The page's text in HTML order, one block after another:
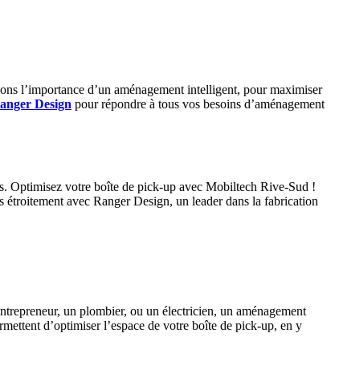
l’importance d’un aménagement intelligent, pour maximiser
Design pour répondre à tous vos besoins d’aménagement
Optimisez votre boîte de pick-up avec Mobiltech Rive-Sud !
étroitement avec Ranger Design, un leader dans la fabrication
un plombier, ou un électricien, un aménagement
d’optimiser l’espace de votre boîte de pick-up, en y